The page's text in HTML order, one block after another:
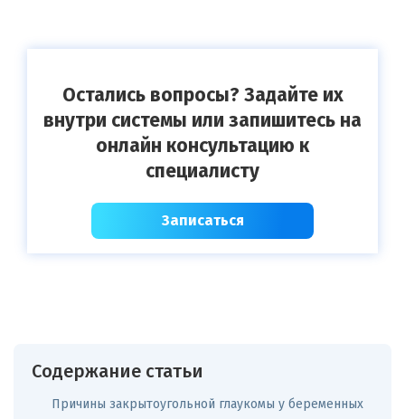
Остались вопросы? Задайте их
внутри системы или запишитесь на
онлайн консультацию к
специалисту
Записаться
Содержание статьи
Причины закрытоугольной глаукомы у беременных